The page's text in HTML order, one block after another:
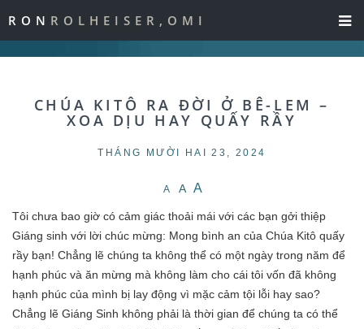
RON ROLHEISER,OMI
CHÚA KITÔ RA ĐỜI Ở BÊ-LEM –
XOA DỊU HAY QUẤY RẦY
THÁNG MƯỜI HAI 23, 2024
A A A
Tôi chưa bao giờ có cảm giác thoải mái với các bạn gởi thiệp
Giáng sinh với lời chúc mừng: Mong bình an của Chúa Kitô quấy
rầy bạn! Chẳng lẽ chúng ta không thể có một ngày trong năm để
hạnh phúc và ăn mừng mà không làm cho cái tôi vốn đã không
hạnh phúc của mình bị lay động vì mặc cảm tội lỗi hay sao?
Chẳng lẽ Giáng Sinh không phải là thời gian để chúng ta có thể